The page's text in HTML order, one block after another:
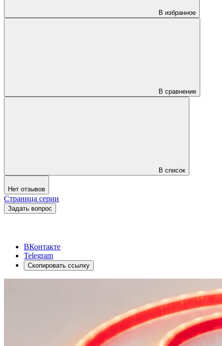
В избранное
В сравнение
В список
Нет отзывов
Страница серии
Задать вопрос
ВКонтакте
Telegram
Скопировать ссылку